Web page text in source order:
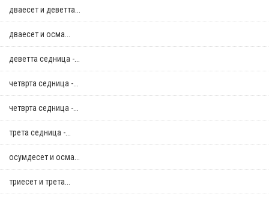
дваесет и деветта...
дваесет и осма...
деветта седница -...
четврта седница -...
четврта седница -...
трета седница -...
осумдесет и осма...
триесет и трета...